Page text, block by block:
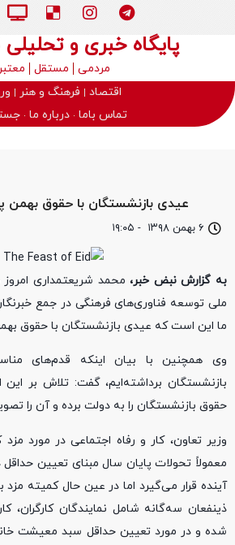
پایگاه خبری و
مردمی مستقل
معتبر
اقتصاد
فرهنگ و هنر
تماس باما درباره ما
۶ بهمن ۱۳۹۸ - ۱۹:۰۵
عیدی بازنشستگان با حقوق
به گزارش نبض خبر،محمد شریعتمداری
ملی توسعه فناوری‌های فرهنگی در جمع
ما این است که عیدی بازنشستگان با حقوق
وی همچنین با بیان اینکه قدم‌های
بازنشستگان برداشته‌ایم، گفت: تلاش بر
حقوق بازنشستگان را به دولت برده و آن را
معمولاً تحولات پایان سال مبنای تعیین حداقل
آینده قرار می‌گیرد اما در عین حال کمیته
ذینفعان سه‌گانه شامل نمایندگان کارگران،
شده و در مورد تعیین حداقل سبد معیشت